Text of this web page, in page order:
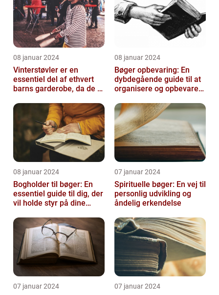
08 januar 2024
Vinterstøvler er en
essentiel del af ethvert
barns garderobe, da de er
deres ...
08 januar 2024
Bøger opbevaring: En
dybdegående guide til at
organisere og opbevare
08 januar 2024
Bogholder til bøger: En
essentiel guide til dig, der
vil holde styr på dine
07 januar 2024
Spirituelle bøger: En vej til
personlig udvikling og
åndelig erkendelse
07 januar 2024 07 januar 2024